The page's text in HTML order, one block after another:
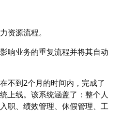
资源流程。
响业务的重复流程并将其自动
不到2个月的时间内，完成了
上线。该系统涵盖了：整个人
职、绩效管理、休假管理、工